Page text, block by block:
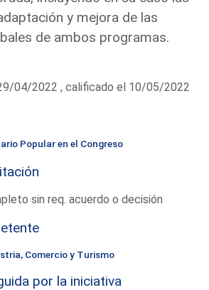
y mejora de las
de ambos programas.
04/2022 , calificado el 10/05/2022
Popular en el Congreso
sin req. acuerdo o decisión
Comercio y Turismo
por la iniciativa